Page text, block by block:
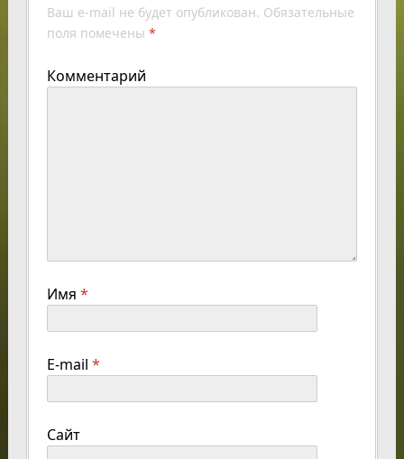
Ваш e-mail не будет опубликован. Обязательные
поля помечены *
Комментарий
Имя *
E-mail *
Сайт